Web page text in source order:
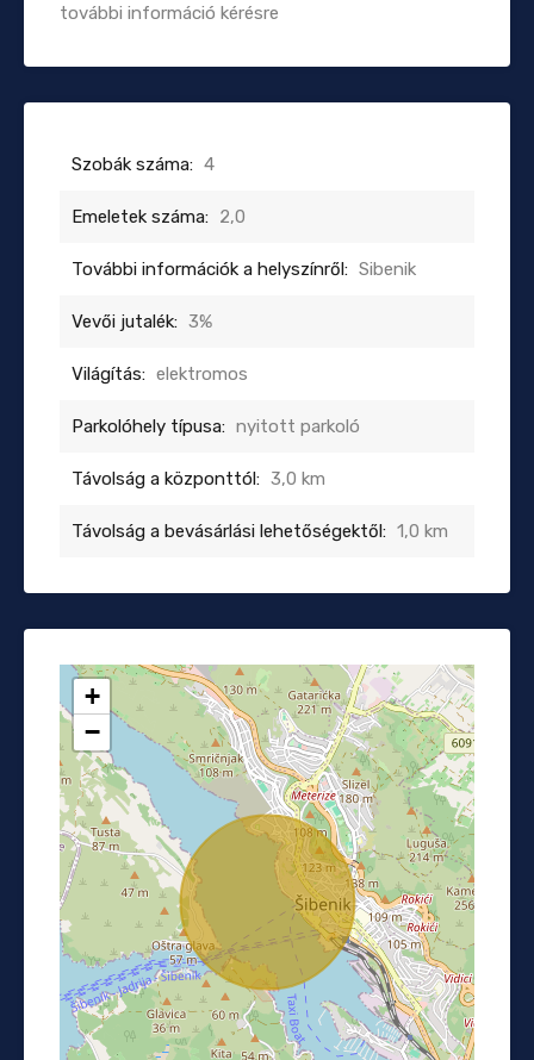
további információ kérésre
Szobák száma: 4
Emeletek száma: 2,0
További információk a helyszínről: Sibenik
Vevői jutalék: 3%
Világítás: elektromos
Parkolóhely típusa: nyitott parkoló
Távolság a központtól: 3,0 km
Távolság a bevásárlási lehetőségektől: 1,0 km
+
−